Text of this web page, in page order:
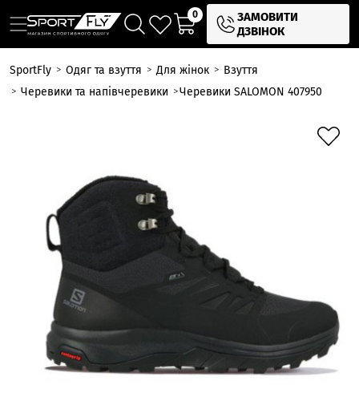
0
ЗАМОВИТИ
ДЗВІНОК
SportFly Одяг та взуття Для жінок
Взуття
Черевики та напівчеревики
Черевики SALOMON 407950